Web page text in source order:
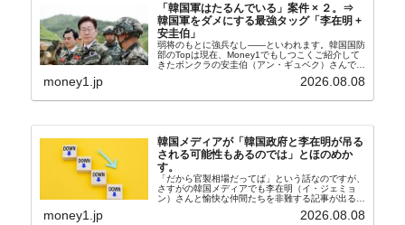
「韓国軍はたるんでいる」案件 × ２。⇒
韓国軍をダメにする最強タッグ「李在明 +
安圭伯」
弱将のもとに強兵なし――といわれます。韓国国防
部のTopは現在、Money1でもしつこくご紹介して
きたボンクラの安圭伯（アン・ギュベク）さんで
さんと「韓国初の文官上がり」の国防部長官安圭伯
money1.jp 2026.08.08
韓国メディアが「韓国政府と李在明が吊る
される可能性もあるのでは」とほのめか
す。
「だから官製相場だってば」という話なのですが、
さすがの韓国メディアでも李在明（イ・ジェミョ
ン）さんと愉快な仲間たちを非難する記事が出るよ
うになっています。もちろん株価の暴落についてで
『朝鮮日報』に面白い記事が出ています。「東西南
money1.jp 2026.08.08